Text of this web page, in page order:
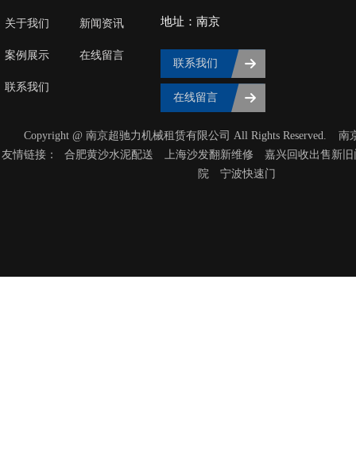
关于我们 新闻资讯
案例展示 在线留言
联系我们
地址：南京
联系我们
在线留言
Copyright @ 南京超驰力机械租赁有限公司 All Rights Reserved.
南
友情链接：
合肥黄沙水泥配送 上海沙发翻新维修
嘉兴回收出售新
院
宁波快速门